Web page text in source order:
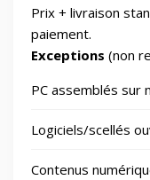
📂 Vélos &
Prix + livraison
paiement.
Exceptions (non
PC assemblés sur
Logiciels/scellés
Contenus